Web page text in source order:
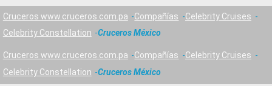
Cruceros www.cruceros.com.pa Compañías
Celebrity Cruises
Celebrity Constellation
Cruceros México
Cruceros www.cruceros.com.pa Compañías
Celebrity Cruises
Celebrity Constellation
Cruceros México